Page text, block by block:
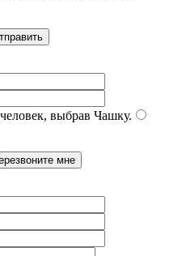
выбрав Чашку.